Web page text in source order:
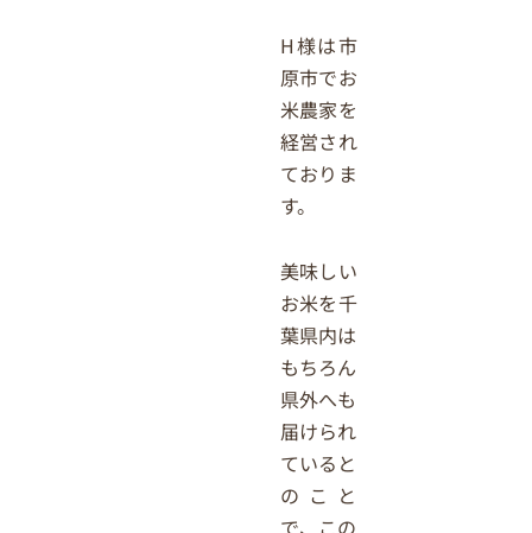
H様は市
原市でお
米農家を
経営され
ておりま
す。
美味しい
お米を千
葉県内は
もちろん
県外へも
届けられ
ていると
のこと
で、この